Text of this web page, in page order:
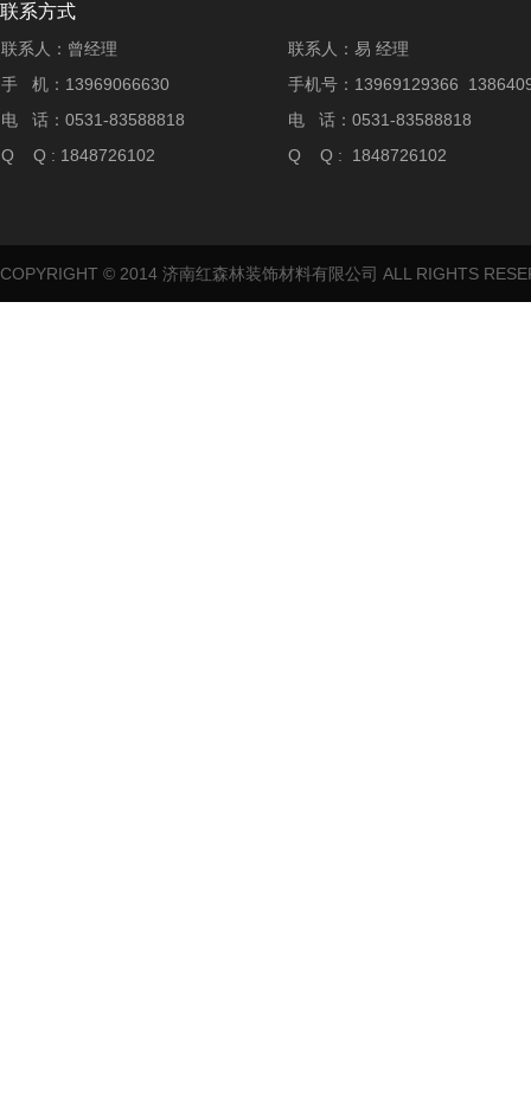
联系方式
联系人：曾经理
手 机：13969066630
电 话：0531-83588818
Q Q : 1848726102
联系人：易 经理
手机号：13969129366
电 话：0531-83588818
Q Q : 1848726102
COPYRIGHT © 2014 济南红森林装饰材料有限公司 ALL RIGHTS